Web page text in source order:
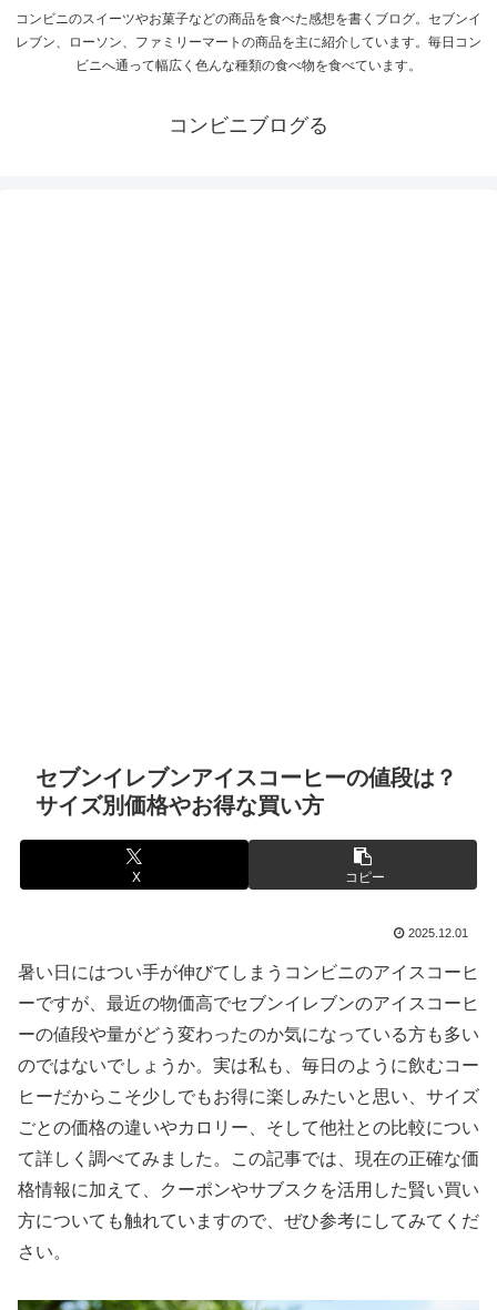
コンビニのスイーツやお菓子などの商品を食べた感想を書くブログ。セブンイ
レブン、ローソン、ファミリーマートの商品を主に紹介しています。毎日コン
ビニへ通って幅広く色んな種類の食べ物を食べています。
コンビニブログる
セブンイレブンアイスコーヒーの値段は？
サイズ別価格やお得な買い方
X コピー
2025.12.01
暑い日にはつい手が伸びてしまうコンビニのアイスコーヒ
ーですが、最近の物価高でセブンイレブンのアイスコーヒ
ーの値段や量がどう変わったのか気になっている方も多い
のではないでしょうか。実は私も、毎日のように飲むコー
ヒーだからこそ少しでもお得に楽しみたいと思い、サイズ
ごとの価格の違いやカロリー、そして他社との比較につい
て詳しく調べてみました。この記事では、現在の正確な価
格情報に加えて、クーポンやサブスクを活用した賢い買い
方についても触れていますので、ぜひ参考にしてみてくだ
さい。